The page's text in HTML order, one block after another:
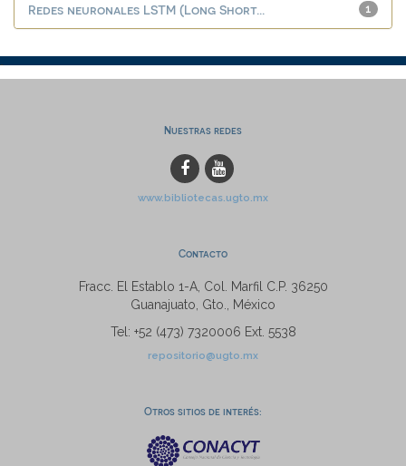
1
Redes neuronales LSTM (Long Short...
Nuestras redes
www.bibliotecas.ugto.mx
Contacto
Fracc. El Establo 1-A, Col. Marfil C.P. 36250
Guanajuato, Gto., México
Tel: +52 (473) 7320006 Ext. 5538
repositorio@ugto.mx
Otros sitios de interés: